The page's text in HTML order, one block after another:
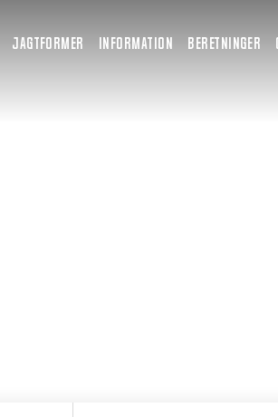
JAGTFORMER INFORMATION BERETNINGER